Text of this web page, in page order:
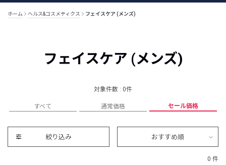
ホーム ヘルス&コスメティクス フェイスケア (メンズ)
フェイスケア (メンズ)
対象件数 : 0件
すべて 通常価格 セール価格
絞り込み おすすめ順
0 件